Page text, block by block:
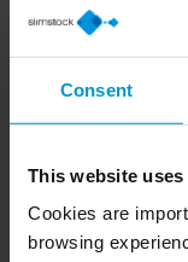
Consent
This website
Cookies are
browsing
en octubre
realizó un
retail. Una